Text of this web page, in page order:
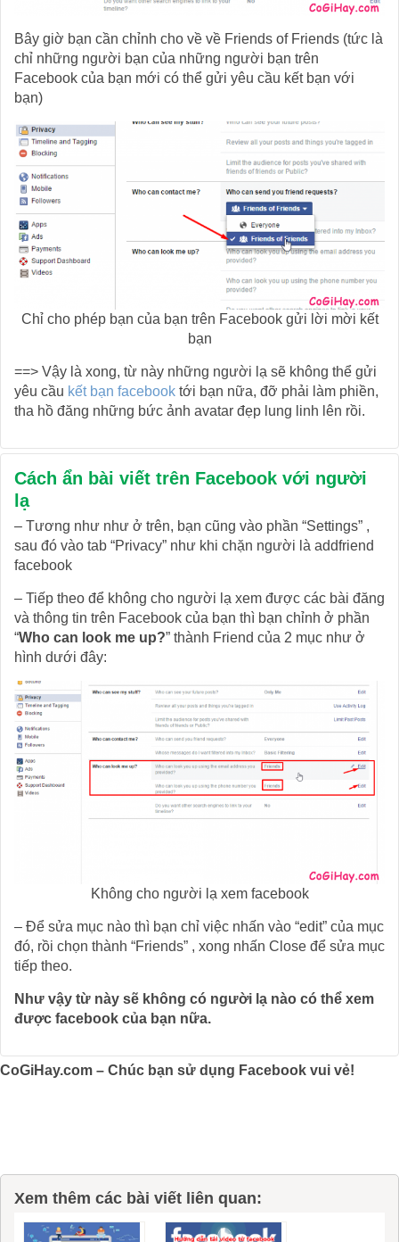
Bây giờ bạn cần chỉnh cho về về Friends of Friends (tức là
chỉ những người bạn của những người bạn trên
Facebook của bạn mới có thể gửi yêu cầu kết bạn với
bạn)
Chỉ cho phép bạn của bạn trên Facebook gửi lời mời kết
bạn
==> Vậy là xong, từ này những người lạ sẽ không thể gửi
yêu cầu kết bạn facebook tới bạn nữa, đỡ phải làm phiền,
tha hồ đăng những bức ảnh avatar đẹp lung linh lên rồi.
Cách ẩn bài viết trên Facebook với người
lạ
– Tương như như ở trên, bạn cũng vào phần “Settings” ,
sau đó vào tab “Privacy” như khi chặn người là addfriend
facebook
– Tiếp theo để không cho người lạ xem được các bài đăng
và thông tin trên Facebook của bạn thì bạn chỉnh ở phần
“Who can look me up?” thành Friend của 2 mục như ở
hình dưới đây:
Không cho người lạ xem facebook
– Để sửa mục nào thì bạn chỉ việc nhấn vào “edit” của mục
đó, rồi chọn thành “Friends” , xong nhấn Close để sửa mục
tiếp theo.
Như vậy từ này sẽ không có người lạ nào có thể xem
được facebook của bạn nữa.
CoGiHay.com – Chúc bạn sử dụng Facebook vui vẻ!
Xem thêm các bài viết liên quan: